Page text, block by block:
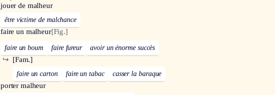
jouer de malheur
être victime de malchance
faire un malheur[Fig.]
faire un boum faire fureur avoir un énorme succès
[Fam.]
↪
faire un carton faire un tabac casser la baraque
porter malheur